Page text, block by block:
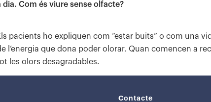
dia. Com és viure sense olfacte?
pacients ho expliquen com “estar buits” o com una
l’energia que dona poder olorar. Quan comencen a
les olors desagradables.
Contacte